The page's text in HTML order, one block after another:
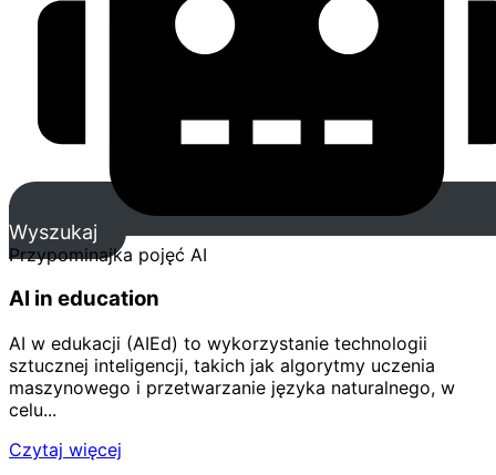
Wyszukaj
Przypominajka pojęć AI
AI in education
AI w edukacji (AIEd) to wykorzystanie technologii
sztucznej inteligencji, takich jak algorytmy uczenia
maszynowego i przetwarzanie języka naturalnego, w
celu...
Czytaj więcej